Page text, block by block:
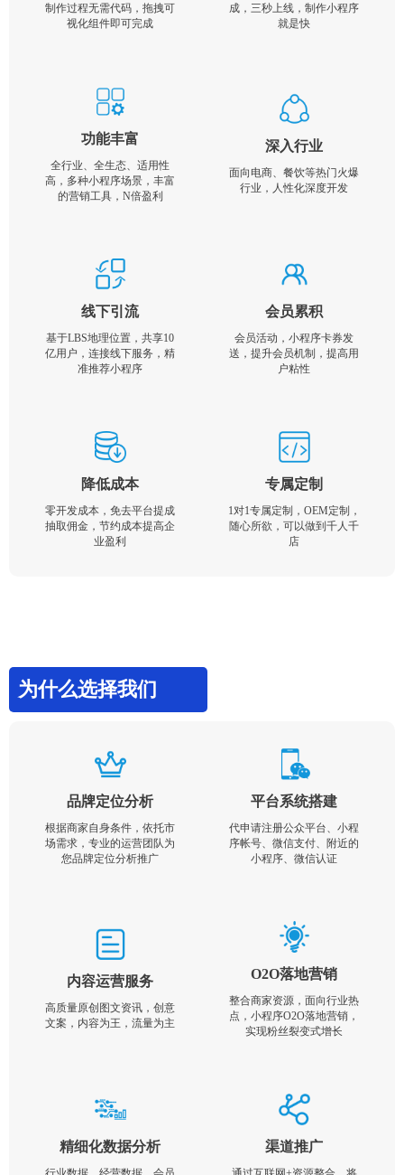
制作过程无需代码，拖拽可
视化组件即可完成
成，三秒上线，制作小程序
就是快
功能丰富
全行业、全生态、适用性
高，多种小程序场景，丰富
的营销工具，N倍盈利
深入行业
面向电商、餐饮等热门火爆
行业，人性化深度开发
线下引流
基于LBS地理位置，共享10
亿用户，连接线下服务，精
准推荐小程序
会员累积
会员活动，小程序卡券发
送，提升会员机制，提高用
户粘性
降低成本
零开发成本，免去平台提成
抽取佣金，节约成本提高企
业盈利
专属定制
1对1专属定制，OEM定制，
随心所欲，可以做到千人千
店
为什么选择我们
品牌定位分析
根据商家自身条件，依托市
场需求，专业的运营团队为
您品牌定位分析推广
平台系统搭建
代申请注册公众平台、小程
序帐号、微信支付、附近的
小程序、微信认证
内容运营服务
高质量原创图文资讯，创意
文案，内容为王，流量为主
O2O落地营销
整合商家资源，面向行业热
点，小程序O2O落地营销，
实现粉丝裂变式增长
精细化数据分析 渠道推广